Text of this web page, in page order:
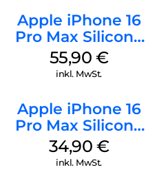
Apple iPhone 16
Pro Max Silicone
Case MagSafe
Stone Gray
55,90 €
inkl. MwSt.
Apple iPhone 16
Pro Max Silicone
Case MagSafe
Denim
34,90 €
inkl. MwSt.